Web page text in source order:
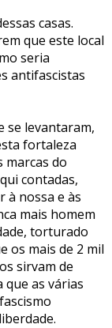
casas.
que este local
seria
antifascistas
se levantaram,
fortaleza
marcas do
contadas,
à nossa e às
mais homem
torturado
os mais de 2 mil
sirvam de
as várias